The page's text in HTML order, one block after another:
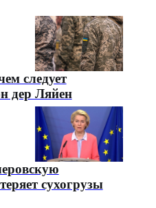
следует
дер Ляйен
сухогрузы